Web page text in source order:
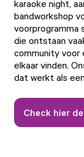
karaoke night,
bandworkshop
voorprogramma
die ontstaan
community voor
elkaar vinden.
dat werkt als
Check hier